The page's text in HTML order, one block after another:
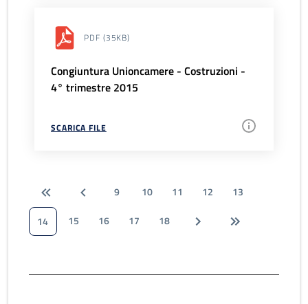
PDF (35KB)
Congiuntura Unioncamere - Costruzioni -
4° trimestre 2015
SCARICA FILE
9 10 11 12
13
14
15 16 17 18